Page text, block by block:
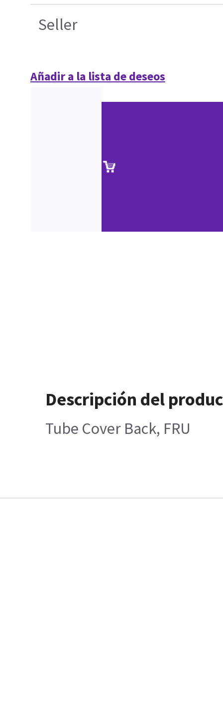
Seller
Añadir a la lista de deseos
Descripción del
Tube Cover Back, FRU